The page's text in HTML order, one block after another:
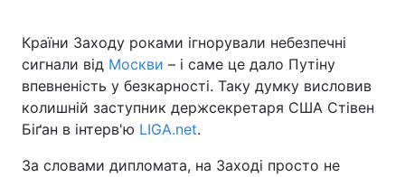
Країни Заходу роками ігнорували небезпечні
сигнали від Москви – і саме це дало Путіну
впевненість у безкарності. Таку думку висловив
колишній заступник держсекретаря США Стівен
Біґан в інтерв'ю LIGA.net.
За словами дипломата, на Заході просто не